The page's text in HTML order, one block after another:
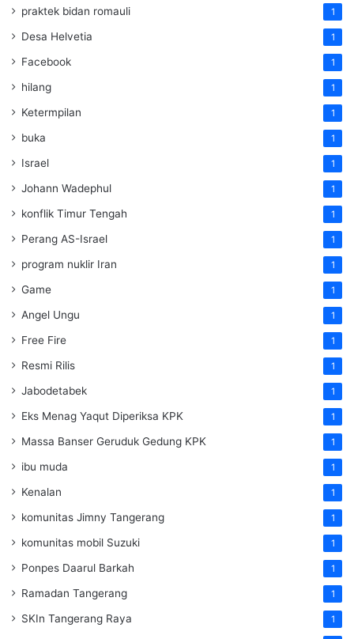
praktek bidan romauli 1
Desa Helvetia 1
Facebook 1
hilang 1
Ketermpilan 1
buka 1
Israel 1
Johann Wadephul 1
konflik Timur Tengah 1
Perang AS-Israel 1
program nuklir Iran 1
Game 1
Angel Ungu 1
Free Fire 1
Resmi Rilis 1
Jabodetabek 1
Eks Menag Yaqut Diperiksa KPK 1
Massa Banser Geruduk Gedung KPK 1
ibu muda 1
Kenalan 1
komunitas Jimny Tangerang 1
komunitas mobil Suzuki 1
Ponpes Daarul Barkah 1
Ramadan Tangerang 1
SKIn Tangerang Raya 1